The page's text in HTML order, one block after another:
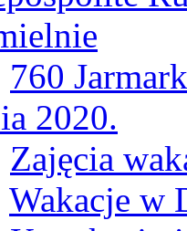
760
2020.
Zajęcia
Wakacje w